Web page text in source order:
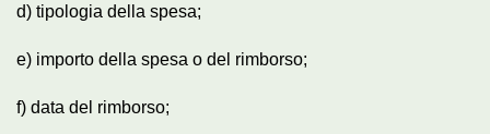
d) tipologia della spesa;
e) importo della spesa o del rimborso;
f) data del rimborso;